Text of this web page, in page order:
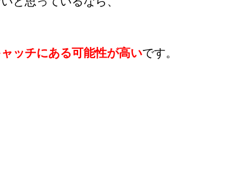
ッチにある可能性が高いです。